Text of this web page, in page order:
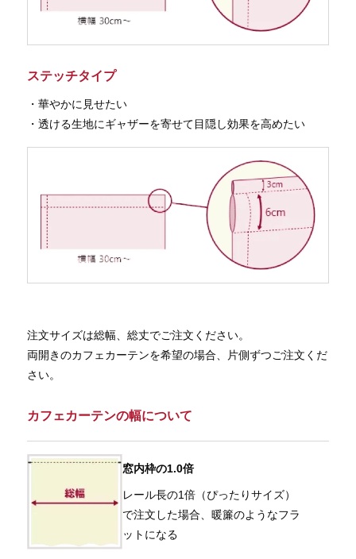
ステッチタイプ
・華やかに見せたい
・透ける生地にギャザーを寄せて目隠し効果を高めたい
注文サイズは総幅、総丈でご注文ください。
両開きのカフェカーテンを希望の場合、片側ずつご注文くだ
さい。
カフェカーテンの幅について
窓内枠の1.0倍
レール長の1倍（ぴったりサイズ）
で注文した場合、暖簾のようなフラ
ットになる